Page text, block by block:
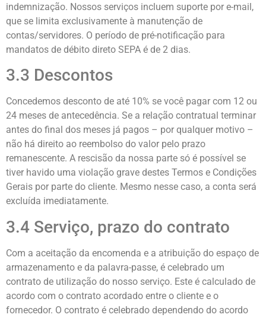
indemnização. Nossos serviços incluem suporte por e-mail,
que se limita exclusivamente à manutenção de
contas/servidores. O período de pré-notificação para
mandatos de débito direto SEPA é de 2 dias.
3.3 Descontos
Concedemos desconto de até 10% se você pagar com 12 ou
24 meses de antecedência. Se a relação contratual terminar
antes do final dos meses já pagos – por qualquer motivo –
não há direito ao reembolso do valor pelo prazo
remanescente. A rescisão da nossa parte só é possível se
tiver havido uma violação grave destes Termos e Condições
Gerais por parte do cliente. Mesmo nesse caso, a conta será
excluída imediatamente.
3.4 Serviço, prazo do contrato
Com a aceitação da encomenda e a atribuição do espaço de
armazenamento e da palavra-passe, é celebrado um
contrato de utilização do nosso serviço. Este é calculado de
acordo com o contrato acordado entre o cliente e o
fornecedor. O contrato é celebrado dependendo do acordo